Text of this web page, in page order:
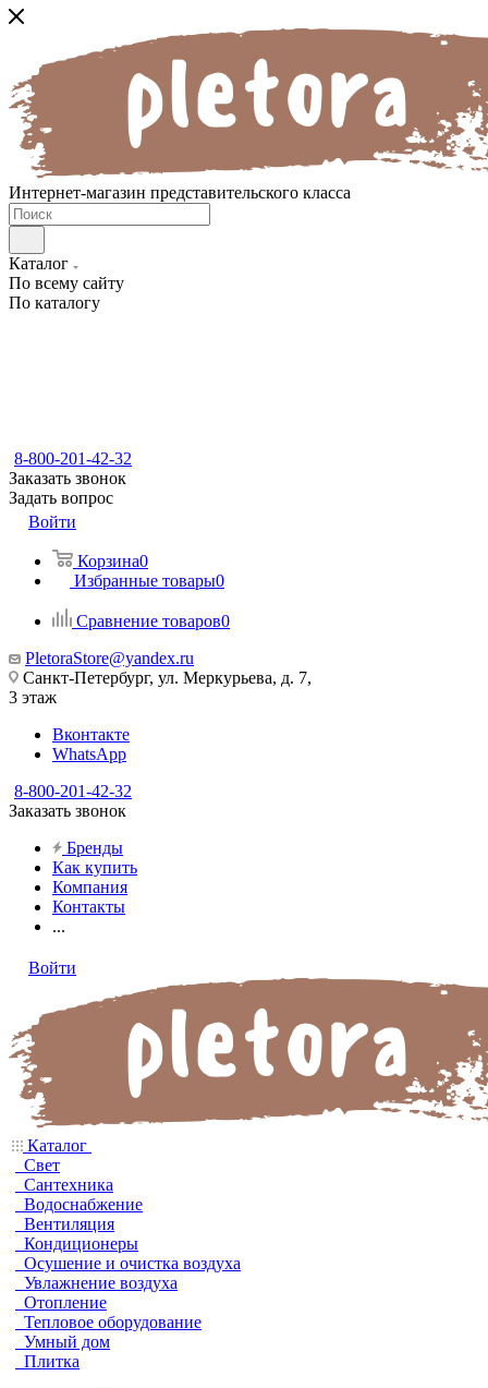
Интернет-магазин представительского класса
Каталог
По всему сайту
По каталогу
8-800-201-42-32
Заказать звонок
Задать вопрос
Войти
Корзина0
Избранные товары0
Сравнение товаров0
PletoraStore@yandex.ru
Санкт-Петербург, ул. Меркурьева, д. 7,
3 этаж
Вконтакте
WhatsApp
8-800-201-42-32
Заказать звонок
Бренды
Как купить
Компания
Контакты
...
Войти
Каталог
Свет
Сантехника
Водоснабжение
Вентиляция
Кондиционеры
Осушение и очистка воздуха
Увлажнение воздуха
Отопление
Тепловое оборудование
Умный дом
Плитка